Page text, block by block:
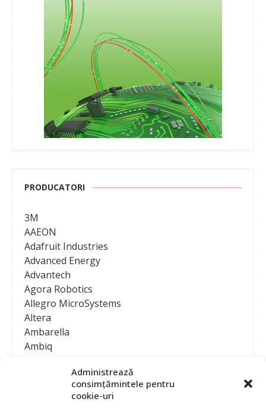
Administrează
consimțămintele pentru
cookie-uri
PRODUCATORI
3M
AAEON
Adafruit Industries
Advanced Energy
Advantech
Agora Robotics
Allegro MicroSystems
Altera
Ambarella
Ambiq
Analog Devices
Anritsu Corporation